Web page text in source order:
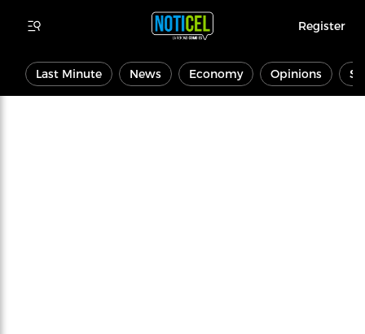
Register
Last Minute News Economy Opinions